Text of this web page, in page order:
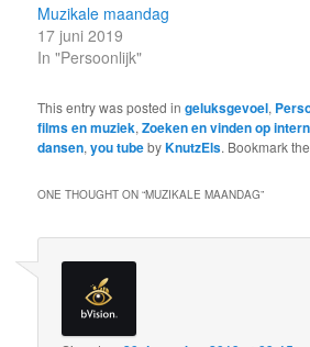
Muzikale maandag
17 juni 2019
In "Persoonlijk"
This entry was posted ingeluksgevoel,
films en muziek,Zoeken en vinden op
dansen,you tubebyKnutzEls. Bookmark
ONE THOUGHT ON “MUZIKALE MAANDAG”